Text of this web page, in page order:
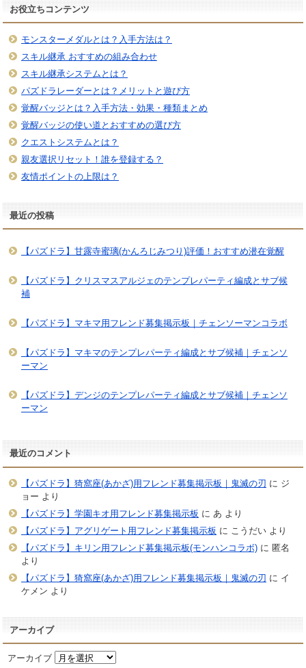
お役立ちコンテンツ
モンスターメダルとは？入手方法は？
スキル継承 おすすめの組み合わせ
スキル継承システムとは？
パズドラレーダーとは？メリットと遊び方
覚醒バッジとは？入手方法・効果・種類まとめ
覚醒バッジの使い道とおすすめの選び方
クエストシステムとは？
親友選択リセット！誰を登録する？
友情ポイントの上限は？
最近の投稿
【パズドラ】甘露寺蜜璃(かんろじみつり)評価！おすすめ潜在覚醒
【パズドラ】クリスマスアルジェのテンプレパーティ編成とサブ候
補
【パズドラ】マキマ用フレンド募集掲示板｜チェンソーマンコラボ
【パズドラ】マキマのテンプレパーティ編成とサブ候補｜チェンソ
ーマン
【パズドラ】デンジのテンプレパーティ編成とサブ候補｜チェンソ
ーマン
最近のコメント
【パズドラ】猗窩座(あかざ)用フレンド募集掲示板｜鬼滅の刃 に ジ
ョー より
【パズドラ】学園キオ用フレンド募集掲示板 に あ より
【パズドラ】アグリゲート用フレンド募集掲示板 に こうだいより
【パズドラ】キリン用フレンド募集掲示板(モンハンコラボ)に 匿名
より
【パズドラ】猗窩座(あかざ)用フレンド募集掲示板｜鬼滅の刃 に イ
ケメン より
アーカイブ
アーカイブ